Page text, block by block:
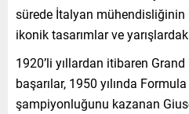
sürede İtalyan mühendisliğinin
ikonik tasarımlar ve
1920’li yıllardan itibaren
başarılar, 1950 yılında
şampiyonluğunu kazanan